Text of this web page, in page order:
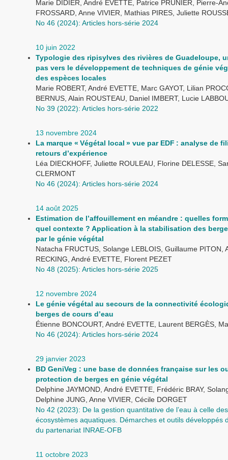
Marie DIDIER, André EVETTE, Patrice PRUNIER, Pierre-
FROSSARD, Anne VIVIER, Mathias PIRES, Juliette
No 46 (2024): Articles hors-série 2024
10 juin 2022
Typologie des ripisylves des rivières de Guadeloupe,
pas vers le développement de techniques de génie
des espèces locales
Marie ROBERT, André EVETTE, Marc GAYOT, Lilian
BERNUS, Alain ROUSTEAU, Daniel IMBERT, Lucie
No 39 (2022): Articles hors-série 2022
13 novembre 2024
La marque « Végétal local » vue par EDF : analyse de
retours d’expérience
Léa DIECKHOFF, Juliette ROULEAU, Florine DELESSE,
CLERMONT
No 46 (2024): Articles hors-série 2024
14 août 2025
Estimation de l’affouillement en méandre : quelles
quel contexte ? Application à la stabilisation des
par le génie végétal
Natacha FRUCTUS, Solange LEBLOIS, Guillaume PITON,
RECKING, André EVETTE, Florent PEZET
No 48 (2025): Articles hors-série 2025
12 novembre 2024
Le génie végétal au secours de la connectivité
berges de cours d’eau
Étienne BONCOURT, André EVETTE, Laurent BERGÈS,
No 46 (2024): Articles hors-série 2024
29 janvier 2023
BD GeniVeg : une base de données française sur les
protection de berges en génie végétal
Delphine JAYMOND, André EVETTE, Frédéric BRAY,
Delphine JUNG, Anne VIVIER, Cécile DORGET
No 42 (2023): De la gestion quantitative de l’eau à celle des
écosystèmes aquatiques. Démarches et outils développés
du partenariat INRAE-OFB
11 octobre 2023